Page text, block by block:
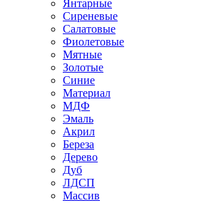
Янтарные
Сиреневые
Салатовые
Фиолетовые
Мятные
Золотые
Синие
Материал
МДФ
Эмаль
Акрил
Береза
Дерево
Дуб
ЛДСП
Массив